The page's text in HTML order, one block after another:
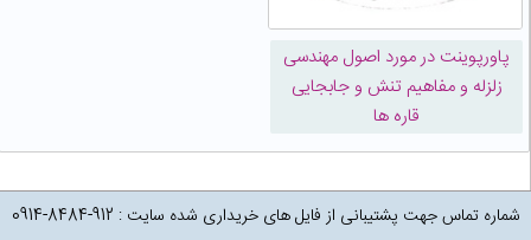
پاورپوینت در مورد اصول مهندسی
زلزله و مفاهیم تنش و جابجایی
قاره ها
شماره تماس جهت پشتیبانی از فایل های خریداری شده سایت : 912-8484-0914